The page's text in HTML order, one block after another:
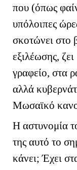
που (όπως
υπόλοιπες
σκοτώνει στο
εξιλέωσης,
γραφείο, στα
αλλά
Μωσαϊκό
Η αστυνομία
της αυτό το
κάνει; Έχει